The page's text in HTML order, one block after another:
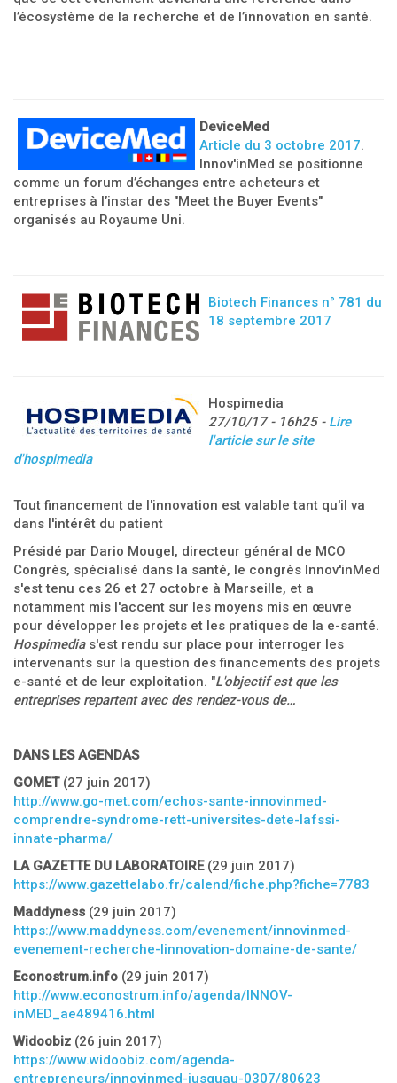
l’écosystème de la recherche et de l’innovation en santé.
DeviceMed
Article du 3 octobre 2017.
Innov'inMed se positionne
comme un forum d’échanges entre acheteurs et
entreprises à l’instar des "Meet the Buyer Events"
organisés au Royaume Uni.
Biotech Finances n° 781 du
18 septembre 2017
Hospimedia
27/10/17 - 16h25 - Lire
l'article sur le site
d'hospimedia
Tout financement de l'innovation est valable tant qu'il va
dans l'intérêt du patient
Présidé par Dario Mougel, directeur général de MCO
Congrès, spécialisé dans la santé, le congrès Innov'inMed
s'est tenu ces 26 et 27 octobre à Marseille, et a
notamment mis l'accent sur les moyens mis en œuvre
pour développer les projets et les pratiques de la e-santé.
Hospimedias'est rendu sur place pour interroger les
intervenants sur la question des financements des projets
e-santé et de leur exploitation. "L'objectif est que les
entreprises repartent avec des rendez-vous de…
DANS LES AGENDAS
GOMET(27 juin 2017)
http://www.go-met.com/echos-sante-innovinmed-
comprendre-syndrome-rett-universites-dete-lafssi-
innate-pharma/
LA GAZETTE DU LABORATOIRE (29 juin 2017)
https://www.gazettelabo.fr/calend/fiche.php?fiche=7783
Maddyness (29 juin 2017)
https://www.maddyness.com/evenement/innovinmed-
evenement-recherche-linnovation-domaine-de-sante/
Econostrum.info (29 juin 2017)
http://www.econostrum.info/agenda/INNOV-
inMED_ae489416.html
Widoobiz (26 juin 2017)
https://www.widoobiz.com/agenda-
entrepreneurs/innovinmed-jusquau-0307/80623